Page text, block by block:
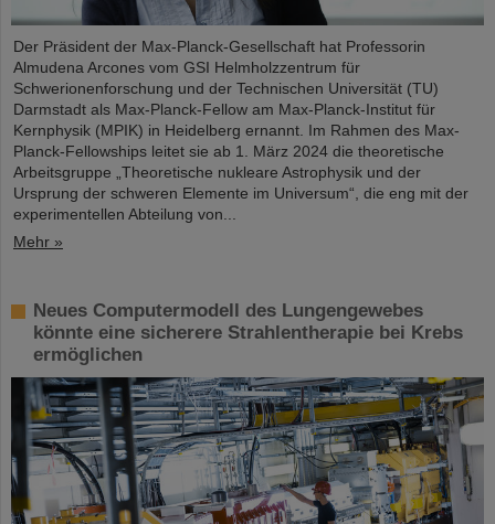
Der Präsident der Max-Planck-Gesellschaft hat Professorin
Almudena Arcones vom GSI Helmholzzentrum für
Schwerionenforschung und der Technischen Universität (TU)
Darmstadt als Max-Planck-Fellow am Max-Planck-Institut für
Kernphysik (MPIK) in Heidelberg ernannt. Im Rahmen des Max-
Planck-Fellowships leitet sie ab 1. März 2024 die theoretische
Arbeitsgruppe „Theoretische nukleare Astrophysik und der
Ursprung der schweren Elemente im Universum“, die eng mit der
experimentellen Abteilung von...
Mehr »
Neues Computermodell des Lungengewebes
könnte eine sicherere Strahlentherapie bei Krebs
ermöglichen